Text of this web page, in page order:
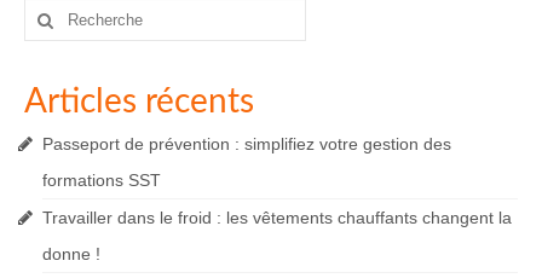
Rechercher
Articles récents
Passeport de prévention : simplifiez votre gestion des
formations SST
Travailler dans le froid : les vêtements chauffants changent la
donne !